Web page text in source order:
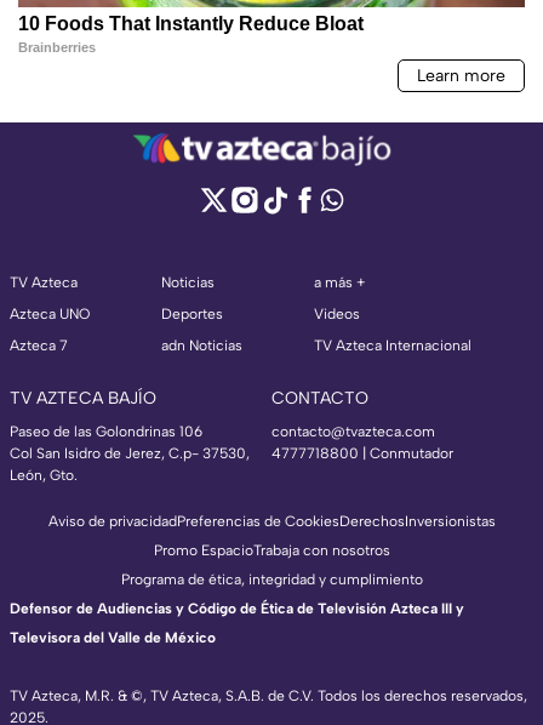
TV Azteca
Azteca UNO
Azteca 7
Noticias
Deportes
adn Noticias
a más +
Videos
TV Azteca Internacional
TV AZTECA BAJÍO
Paseo de las Golondrinas 106
Col San Isidro de Jerez, C.p- 37530,
León, Gto.
CONTACTO
contacto@tvazteca.com
4777718800 | Conmutador
TV Azteca, M.R. & ©, TV Azteca, S.A.B. de C.V. Todos los derechos reservados,
2025.
Aviso de privacidadPreferencias de CookiesDerechosInversionistas
Promo EspacioTrabaja con nosotros
Programa de ética, integridad y cumplimiento
Defensor de Audiencias y Código de Ética de Televisión Azteca III y
Televisora del Valle de México